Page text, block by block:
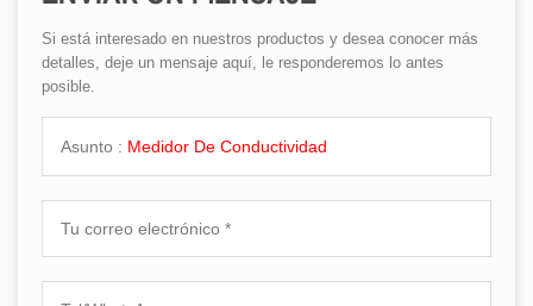
Si está interesado en nuestros productos y desea conocer más
detalles, deje un mensaje aquí, le responderemos lo antes
posible.
Asunto : Medidor De Conductividad